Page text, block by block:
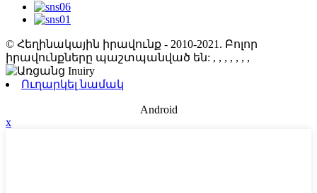
© Հեղինակային իրավունք - 2010-2021. Բոլոր
իրավունքները պաշտպանված են: , , , , , , ,
Ուղարկել նամակ
Android
x